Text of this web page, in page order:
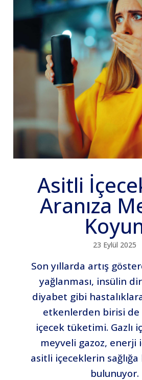
Asitli
Aranıza
23 Eylül 2025
Son yıllarda artış
yağlanması, insülin
diyabet gibi
etkenlerden birisi de
içecek tüketimi. Gazlı
meyveli gazoz, enerji
asitli içeceklerin sağlığa
bulunuyor.